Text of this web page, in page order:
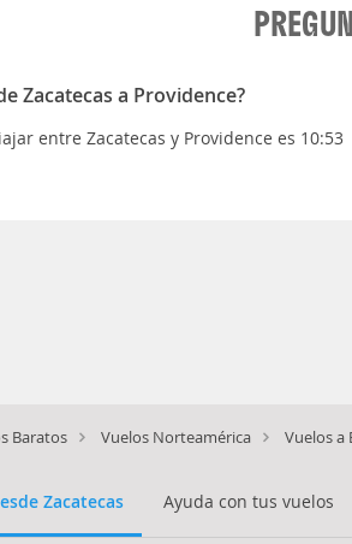
Zacatecas a Providence?
entre Zacatecas y Providence es 10:53
Baratos Vuelos Norteamérica Vuelos a
Zacatecas Ayuda con tus vuelos